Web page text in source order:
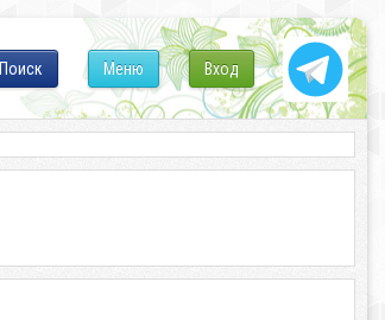
Вход
Меню
Поиск